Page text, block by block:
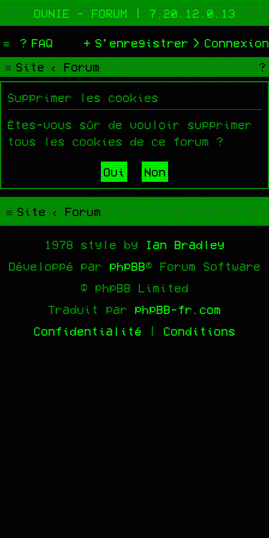
OVNIE - FORUM | 7.20.12.0.13
FAQ Connexion
S’enregistrer
Site Forum
Supprimer les cookies
Êtes-vous sûr de vouloir supprimer
tous les cookies de ce forum ?
Site Forum
1978 style by
Ian Bradley
Développé par phpBB® Forum Software
© phpBB Limited
Traduit par phpBB-fr.com
Confidentialité | Conditions